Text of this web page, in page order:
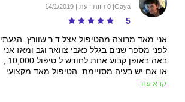
Gaya| 0 חוות דעת | 14/1/2019
5
אני מאד מרוצה מהטיפול אצל ד ר שוורץ. הגעתי
לפני מספר שנים בגלל כאבי צוואר וגב ומאז אני
באה באופן קבוע אחת לחודש ל טיפול 10,000 ,
או אם יש בעיה מסויימת. הטיפול מאד מקצועי
ושומר על איזון המצב הבריאותי שלי. כמו כן, אני
קרא עוד